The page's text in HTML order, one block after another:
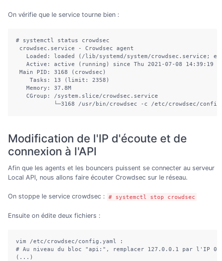
On vérifie que le service tourne bien :
# systemctl status crowdsec
crowdsec.service - Crowdsec agent
Loaded: loaded (/lib/systemd/system/crowdsec.service;
Active: active (running) since Thu 2021-07-08 14:39:19
Main PID: 3168 (crowdsec)
    Tasks: 13 (limit: 2358)
   Memory: 37.8M
   CGroup: /system.slice/crowdsec.service
└─3168 /usr/bin/crowdsec -c /etc/crowdsec/
Modification de l'IP d'écoute et de
connexion à l'API
Afin que les agents et les bouncers puissent se connecter au serveur
Local API, nous allons faire écouter Crowdsec sur le réseau.
On stoppe le service crowdsec : # systemctl stop crowdsec
Ensuite on édite deux fichiers :
vim /etc/crowdsec/config.yaml :
# Au niveau du bloc "api:", remplacer 127.0.0.1 par l'IP
(...)